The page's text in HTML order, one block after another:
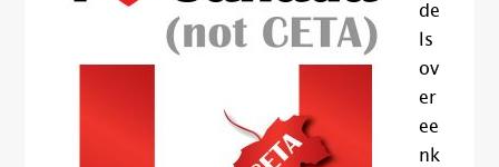
de
ls
ov
er
ee
nk